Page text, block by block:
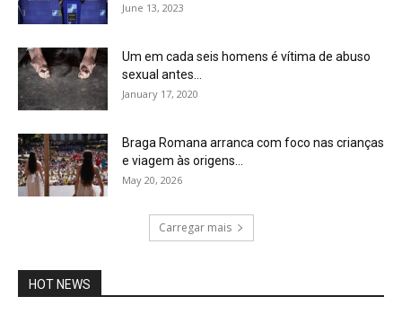
June 13, 2023
Um em cada seis homens é vítima de abuso
sexual antes...
January 17, 2020
Braga Romana arranca com foco nas crianças
e viagem às origens...
May 20, 2026
Carregar mais
HOT NEWS